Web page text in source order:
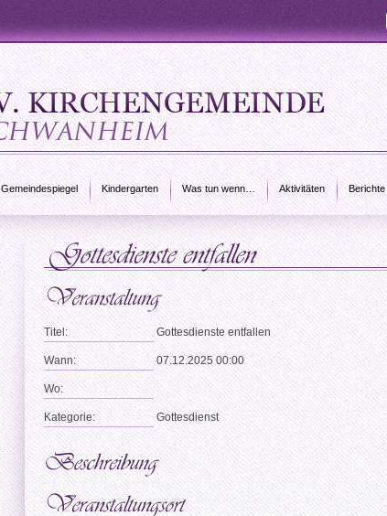
Gemeindespiegel Kindergarten Was tun wenn… Aktivitäten Berichte
Titel: Gottesdienste entfallen
Wann: 07.12.2025 00:00
Wo:
Kategorie: Gottesdienst